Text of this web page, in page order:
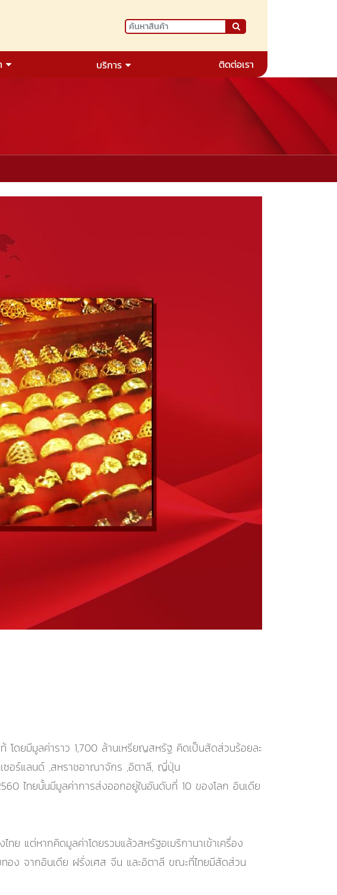
บริการ ติดต่อเรา
โดยมีมูลค่าราว 1,700 ล้านเหรียญสหรัฐ คิดเป็นสัดส่วนร้อยละ
ซอร์แลนด์ ,สหราชอาณาจักร ,อิตาลี, ญี่ปุ่น
ไทยนั้นมีมูลค่าการส่งออกอยู่ในอันดับที่ 10 ของโลก อินเดีย
ย แต่หากคิดมูลค่าโดยรวมแล้วสหรัฐอเมริกานาเข้าเครื่อง
อง จากอินเดีย ฝรั่งเศส จีน และอิตาลี ขณะที่ไทยมีสัดส่วน